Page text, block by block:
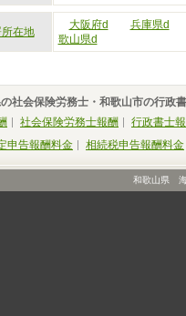
在地
大阪府d
兵庫県d
歌山県d
社会保険労務士・和歌山市の行政
社会保険労務士報酬
行政書士
申告報酬料金 相続税申告報酬料金
和歌山県